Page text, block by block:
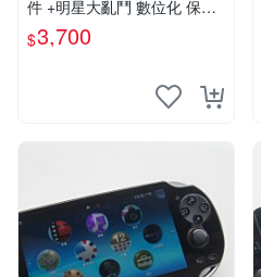
件 +明星大亂鬥 數位化 保修
一年 品質有保障
$3,700